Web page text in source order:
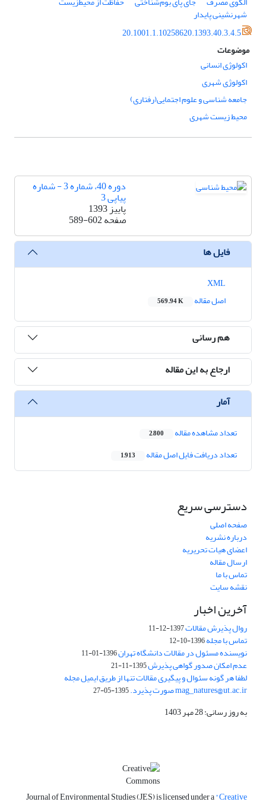
شهرنشینی پایدار
20.1001.1.10258620.1393.40.3.4.5
موضوعات
اکولوژی انسانی
اکولوژی شهری
جامعه شناسی و علوم اجتمایی(رفتاری)
محیط زیست شهری
دوره 40، شماره 3 - شماره
پیاپی 3
پاییز 1393
صفحه589-602
فایل ها
اصل مقاله
569.94 K
هم رسانی
ارجاع به این مقاله
آمار
تعداد مشاهده مقاله 2,800
تعداد دریافت فایل اصل مقاله 1,913
دسترسی سریع
صفحه اصلی
درباره نشریه
اعضای هیات تحریریه
ارسال مقاله
تماس با ما
نقشه سایت
آخرین اخبار
روال پذیرش مقالات1397-12-11
تماس با مجله1396-10-12
نویسنده مسئول در مقالات دانشگاه تهران1396-01-11
عدم امکان صدور گواهی پذیرش1395-11-21
لطفا هر گونه سئوال و پیگیری مقالات تنها از طریق ایمیل مجله
mag_natures@ut.ac.ir صورت پذیرد. 1395-05-27
به روز رسانی: 28 مهر 1403
Journal of Environmental Studies (JES) is licensed under a"Creative